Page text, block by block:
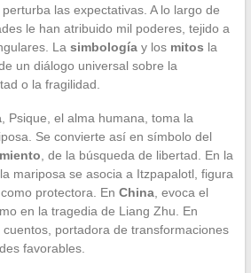
las expectativas. A lo largo de
le han atribuido mil poderes, tejido a
La simbologíay los mitos la
un diálogo universal sobre la
o la fragilidad.
, Psique, el alma humana, toma la
Se convierte así en símbolo del
, de la búsqueda de libertad. En la
, la mariposa se asocia a Itzpapalotl, figura
protectora. En China, evoca el
en la tragedia de Liang Zhu. En
cuentos, portadora de transformaciones
favorables.